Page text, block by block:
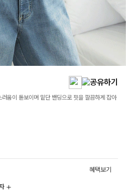
움이 돋보이며 밑단 밴딩으로 핏을 깔끔하게 잡아
혜택보기